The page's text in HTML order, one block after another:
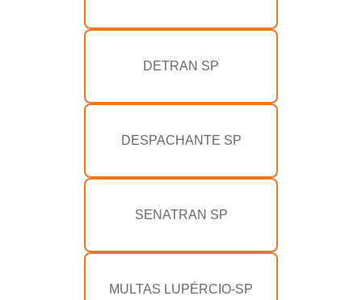
DETRAN SP
DESPACHANTE SP
SENATRAN SP
MULTAS LUPÉRCIO-SP